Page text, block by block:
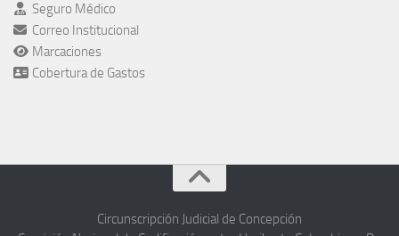
Seguro Médico
Correo Institucional
Marcaciones
Cobertura de Gastos
Circunscripción Judicial de Concepción